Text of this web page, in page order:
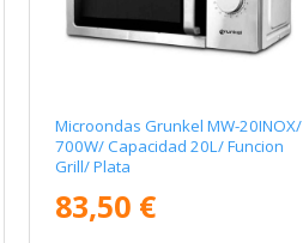
Microondas Grunkel MW-20INOX/
700W/ Capacidad 20L/ Funcion
Grill/ Plata
83,50 €